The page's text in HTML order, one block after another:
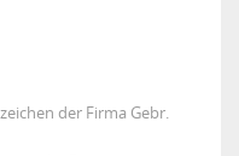
der Firma Gebr.